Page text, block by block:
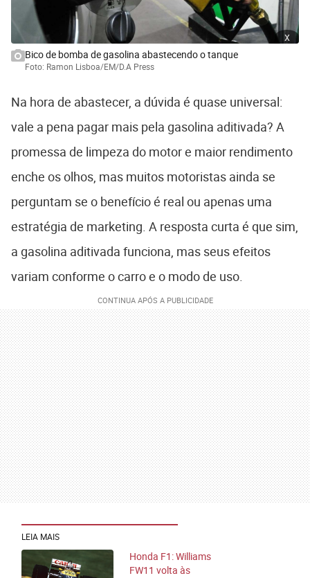
x
Bico de bomba de gasolina abastecendo o tanque
Foto: Ramon Lisboa/EM/D.A Press
Na hora de abastecer, a dúvida é quase universal:
vale a pena pagar mais pela gasolina aditivada? A
promessa de limpeza do motor e maior rendimento
enche os olhos, mas muitos motoristas ainda se
perguntam se o benefício é real ou apenas uma
estratégia de marketing. A resposta curta é que sim,
a gasolina aditivada funciona, mas seus efeitos
variam conforme o carro e o modo de uso.
LEIA MAIS
Honda F1: Williams
FW11 volta às